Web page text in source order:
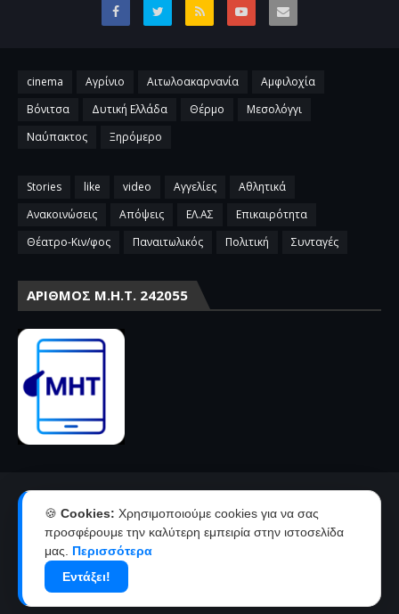
cinema Αγρίνιο Αιτωλοακαρνανία
Αμφιλοχία
Βόνιτσα
Δυτική Ελλάδα Θέρμο
Μεσολόγγι
Ναύπακτος
Ξηρόμερο
Stories like video Αγγελίες
Αθλητικά
Ανακοινώσεις
Απόψεις ΕΛ.ΑΣ
Επικαιρότητα
Θέατρο-Κιν/φος
Παναιτωλικός Πολιτική Συνταγές
ΑΡΙΘΜΌΣ Μ.Η.Τ. 242055
Όροι χρήσης-πολιτική απορρήτου
Ταυτότητα
Δήλωση συμμόρφωσης με την σύσταση 2018/334 της Ε.Ε
Copyright ©
2026
🍪 Cookies: Χρησιμοποιούμε cookies για να σας
προσφέρουμε την καλύτερη εμπειρία στην ιστοσελίδα
μας. Περισσότερα
Εντάξει!